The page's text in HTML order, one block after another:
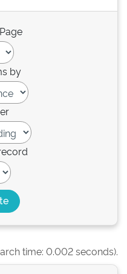
by
time: 0.002 seconds).